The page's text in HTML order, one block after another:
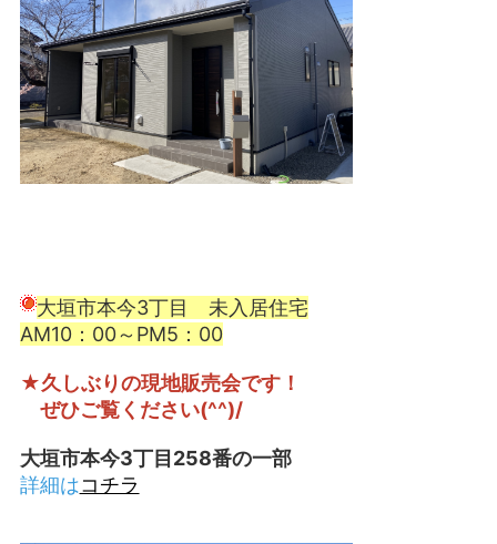
大垣市本今3丁目 未入居住宅
AM10：00～PM5：00
★久しぶりの現地販売会です！
ぜひご覧ください(^^)/
大垣市本今3丁目258番の一部
詳細はコチラ